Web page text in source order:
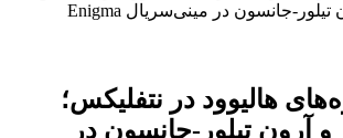
آلیسیا ویکاندر و آرون تیلور-جانسون در مینی‌سریال Enigma
هالیوود در نتفلیکس؛
و آرون تیلور-جانسون در